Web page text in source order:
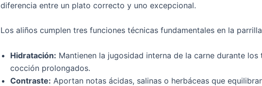
diferencia entre un plato correcto y uno excepcional.
Los aliños cumplen tres funciones técnicas fundamentales en la
Hidratación: Mantienen la jugosidad interna de la carne durante los
cocción prolongados.
Contraste: Aportan notas ácidas, salinas o herbáceas que